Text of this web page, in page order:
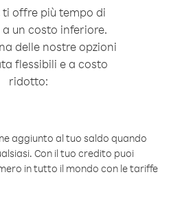
ti offre più tempo di
un costo inferiore.
delle nostre opzioni
flessibili e a costo
ridotto:
aggiunto al tuo saldo quando
Con il tuo credito puoi
in tutto il mondo con le tariffe